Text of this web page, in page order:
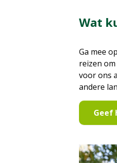
Wat
Ga mee
reizen
voor ons
andere
Geef